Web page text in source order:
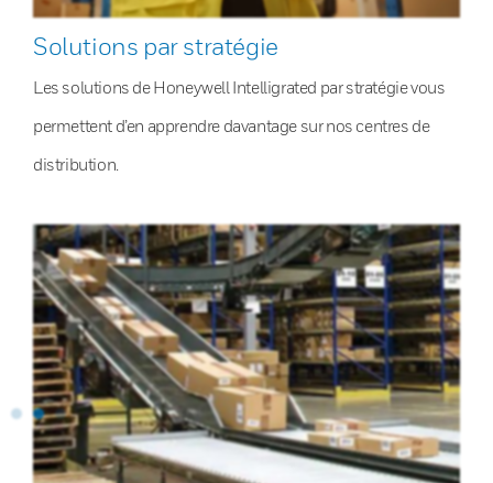
Solutions par stratégie
Les solutions de Honeywell Intelligrated par stratégie vous
permettent d’en apprendre davantage sur nos centres de
distribution.